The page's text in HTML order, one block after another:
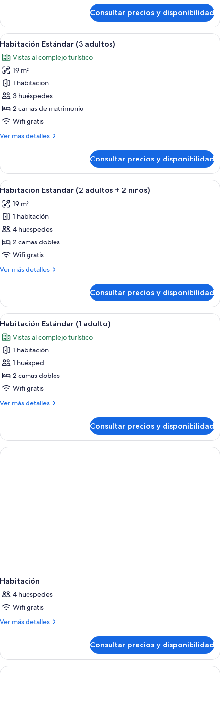
Estándar
(2
adultos
niño)
Consultar precios y disponibilidad
Abrir
todas
las
fotos
de
Habitación
Estándar
(3
adultos)
Minibar, caja fuerte, escritorio y wifi
8
Habitación Estándar (3 adultos)
Vistas al complejo turístico
19 m²
1 habitación
3 huéspedes
2 camas de matrimonio
Wifi gratis
Ver más detalles
Más
Estándar
(3
adultos)
Consultar precios y disponibilidad
Abrir
todas
las
fotos
de
Habitación
Estándar
adultos
niños)
Minibar, caja fuerte, escritorio y wifi
8
Habitación Estándar (2 adultos + 2 niños)
19 m²
1 habitación
4 huéspedes
2 camas dobles
Wifi gratis
Ver más detalles
Más
Estándar
(2
adultos
2
niños)
Consultar precios y disponibilidad
Abrir
todas
las
fotos
de
Habitación
Estándar
adulto)
Minibar, caja fuerte, escritorio y wifi
12
Habitación Estándar (1 adulto)
Vistas al complejo turístico
1 habitación
1 huésped
2 camas dobles
Wifi gratis
Ver más detalles
Más
Estándar
(1
adulto)
Consultar precios y disponibilidad
Habitación
4 huéspedes
Wifi gratis
Ver más detalles
Más
Consultar precios y disponibilidad